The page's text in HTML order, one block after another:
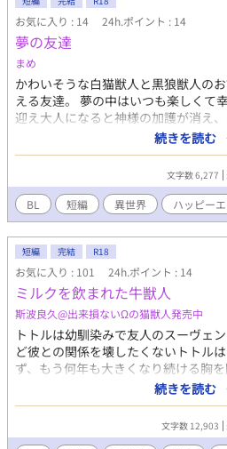
お気に入り : 14 24h.ポイント : 14
夢の友達
まめ
かわいそうな白猫獣人と黒狼獣人の
える友達。 夢の中はいつも楽しくて
迎え大人になると神様の加護が消え
しまった。 ふたりはおたがいを探す
すが、まったく爽快な話ではありま
が、あります。 ムーンライトノベル
加筆修正して載せています。 6/11 表
続きを読む
文字数 6,277
BL 短編 異世界 ハッピー
短編 完結 R18
お気に入り : 101 24h.ポイント : 14
ミルクを飲まれた牛獣人
斯波良久@出来損ないΩの猫獣人発売中
トトルは幼馴染みで友人のスーヴェ
ど彼との関係を壊したくないトトル
ず、もう何年も大きくなり続ける胸
メガからアプローチを受け、沢山の
ーヴェンならいつかその中から番を
トトルはいつか手が届かなくなるそ
どスーヴェンはなかなか番を選ぼう
続きを読む
文字数 12,903